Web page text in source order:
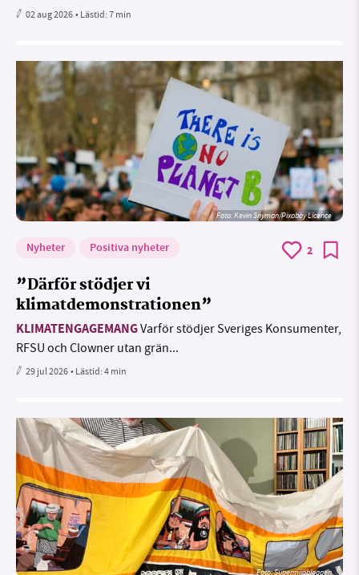
02 aug 2026• Lästid:7 min
Foto:Kevin Snyman/Pixabay Licence
Nyheter Positiva nyheter 2
”Därför stödjer vi
klimatdemonstrationen”
KLIMATENGAGEMANGVarför stödjer Sveriges Konsumenter,
RFSU och Clowner utan grän...
29 jul 2026• Lästid:4 min
Foto: Supermijöbloggen